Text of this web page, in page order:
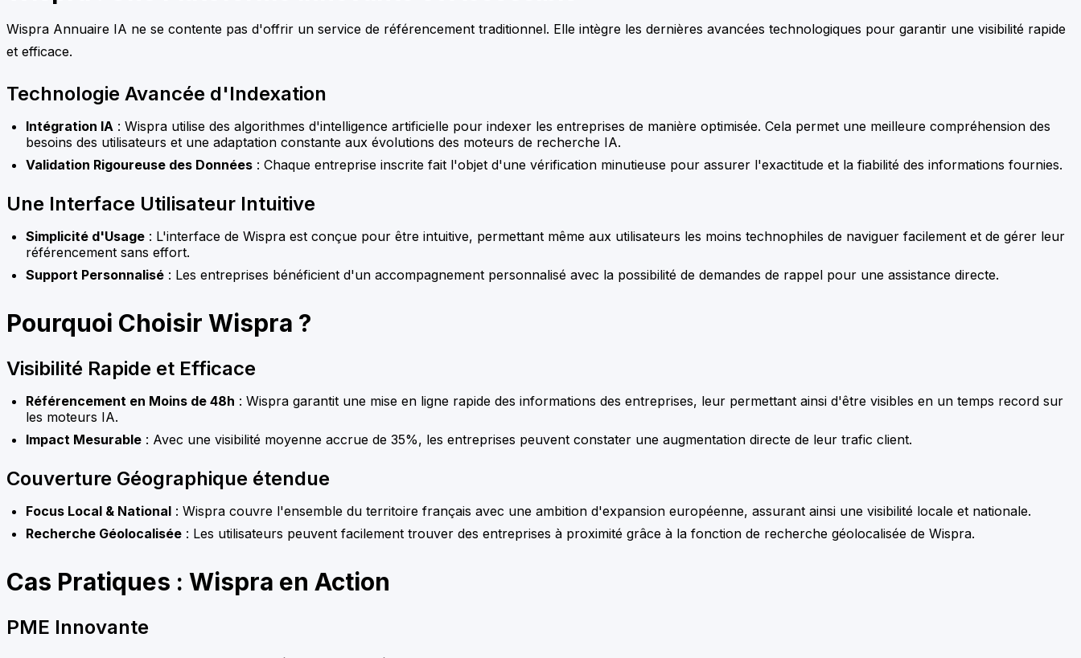
Wispra Annuaire IA ne se contente pas d'offrir un service de référencement traditionnel. Elle intègre les dernières avancées technologiques pour garantir une visibilité rapide
et efficace.
Technologie Avancée d'Indexation
Intégration IA : Wispra utilise des algorithmes d'intelligence artificielle pour indexer les entreprises de manière optimisée. Cela permet une meilleure compréhension des
besoins des utilisateurs et une adaptation constante aux évolutions des moteurs de recherche IA.
Validation Rigoureuse des Données : Chaque entreprise inscrite fait l'objet d'une vérification minutieuse pour assurer l'exactitude et la fiabilité des informations fournies.
Une Interface Utilisateur Intuitive
Simplicité d'Usage : L'interface de Wispra est conçue pour être intuitive, permettant même aux utilisateurs les moins technophiles de naviguer facilement et de gérer leur
référencement sans effort.
Support Personnalisé : Les entreprises bénéficient d'un accompagnement personnalisé avec la possibilité de demandes de rappel pour une assistance directe.
Pourquoi Choisir Wispra ?
Visibilité Rapide et Efficace
Référencement en Moins de 48h : Wispra garantit une mise en ligne rapide des informations des entreprises, leur permettant ainsi d'être visibles en un temps record sur
les moteurs IA.
Impact Mesurable : Avec une visibilité moyenne accrue de 35%, les entreprises peuvent constater une augmentation directe de leur trafic client.
Couverture Géographique étendue
Focus Local & National : Wispra couvre l'ensemble du territoire français avec une ambition d'expansion européenne, assurant ainsi une visibilité locale et nationale.
Recherche Géolocalisée : Les utilisateurs peuvent facilement trouver des entreprises à proximité grâce à la fonction de recherche géolocalisée de Wispra.
Cas Pratiques : Wispra en Action
PME Innovante